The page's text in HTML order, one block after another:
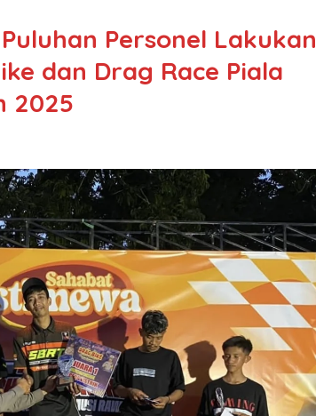
Personel Lakukan
dan Drag Race Piala
2025